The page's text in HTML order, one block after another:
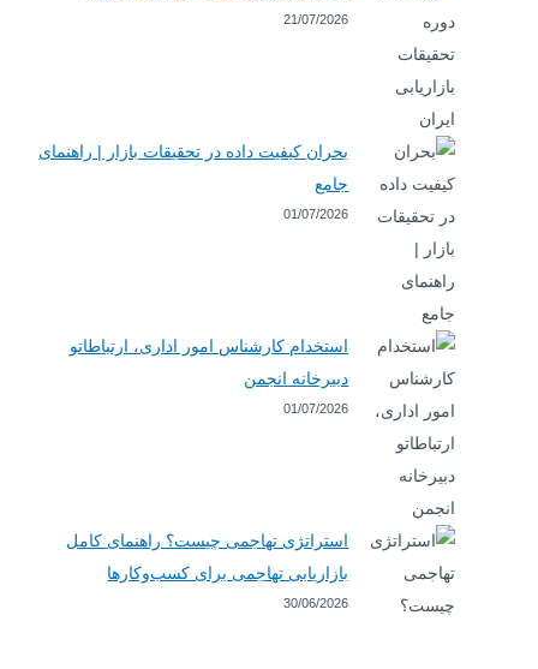
21/07/2026
بحران کیفیت داده در تحقیقات بازار | راهنمای
جامع
01/07/2026
استخدام کارشناس امور اداری، ارتباطاتو
دبیرخانه انجمن
01/07/2026
استراتژی تهاجمی چیست؟ راهنمای کامل
بازاریابی تهاجمی برای کسب‌وکارها
30/06/2026